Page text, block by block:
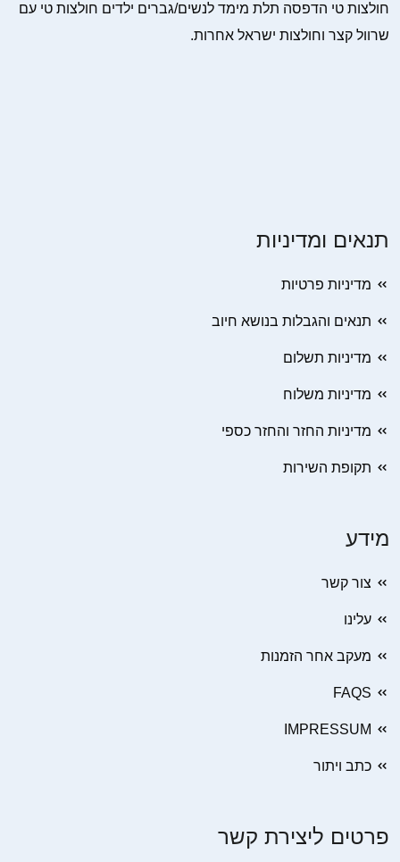
חולצות טי הדפסה תלת מימד לנשים/גברים ילדים חולצות טי עם
שרוול קצר וחולצות ישראל אחרות.
תנאים ומדיניות
מדיניות פרטיות
תנאים והגבלות בנושא חיוב
מדיניות תשלום
מדיניות משלוח
מדיניות החזר והחזר כספי
תקופת השירות
מידע
צור קשר
עלינו
מעקב אחר הזמנות
FAQS
IMPRESSUM
כתב ויתור
פרטים ליצירת קשר